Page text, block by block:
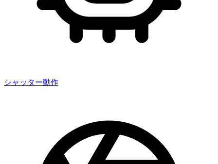
シャッター動作